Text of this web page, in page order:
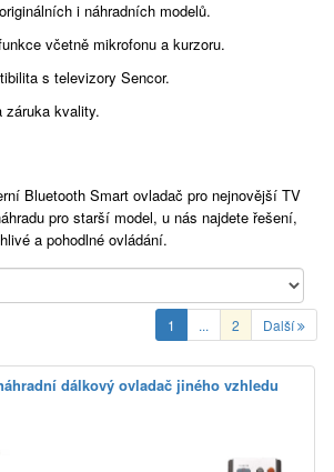
i náhradních modelů.
včetně mikrofonu a kurzoru.
s televizory Sencor.
záruka kvality.
Bluetooth Smart ovladač pro nejnovější TV
pro starší model, u nás najdete řešení,
a pohodlné ovládání.
1 ... 2 Další
dálkový ovladač jiného vzhledu